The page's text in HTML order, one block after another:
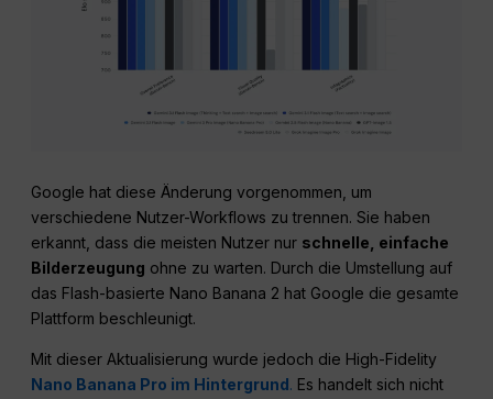
Google hat diese Änderung vorgenommen, um
verschiedene Nutzer-Workflows zu trennen. Sie haben
erkannt, dass die meisten Nutzer nur schnelle, einfache
Bilderzeugung ohne zu warten. Durch die Umstellung auf
das Flash-basierte Nano Banana 2 hat Google die gesamte
Plattform beschleunigt.
Mit dieser Aktualisierung wurde jedoch die High-Fidelity
Nano Banana Pro im Hintergrund. Es handelt sich nicht